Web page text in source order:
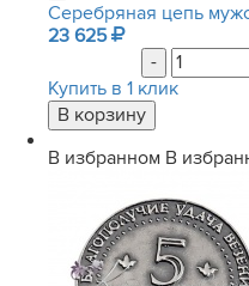
Серебряная цепь
23 625
-
Купить в 1 клик
В избранном В